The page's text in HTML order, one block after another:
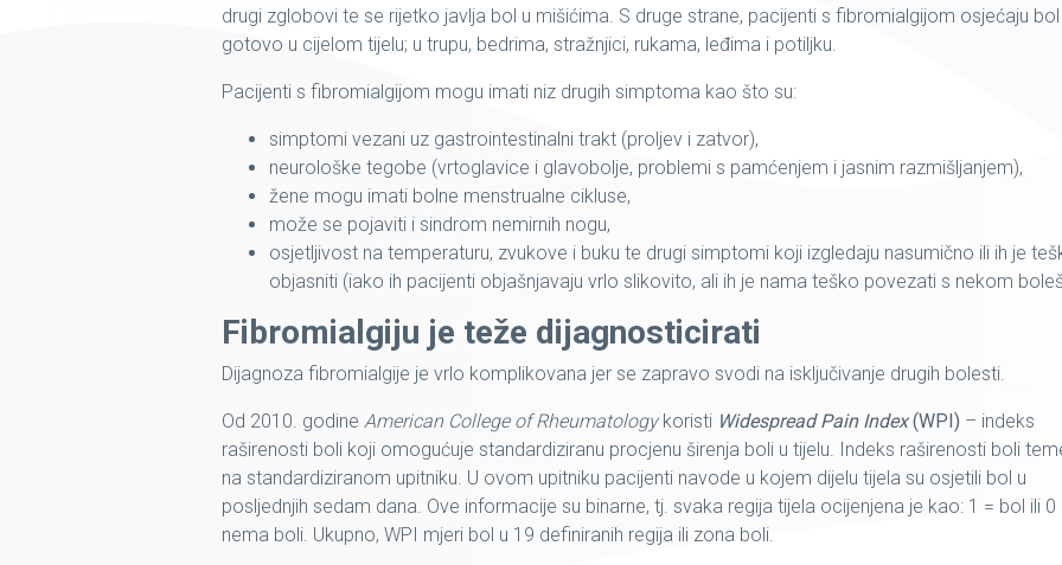
drugi zglobovi te se rijetko javlja bol u mišićima. S druge strane, pacijenti s fibromialgijom osjećaju bol
gotovo u cijelom tijelu; u trupu, bedrima, stražnjici, rukama, leđima i potiljku.
Pacijenti s fibromialgijom mogu imati niz drugih simptoma kao što su:
simptomi vezani uz gastrointestinalni trakt (proljev i zatvor),
neurološke tegobe (vrtoglavice i glavobolje, problemi s pamćenjem i jasnim razmišljanjem),
žene mogu imati bolne menstrualne cikluse,
može se pojaviti i sindrom nemirnih nogu,
osjetljivost na temperaturu, zvukove i buku te drugi simptomi koji izgledaju nasumično ili ih je
objasniti (iako ih pacijenti objašnjavaju vrlo slikovito, ali ih je nama teško povezati s nekom
Fibromialgiju je teže dijagnosticirati
Dijagnoza fibromialgije je vrlo komplikovana jer se zapravo svodi na isključivanje drugih bolesti.
Od 2010. godine American College of Rheumatologykoristi Widespread Pain Index(WPI) – indeks
raširenosti boli koji omogućuje standardiziranu procjenu širenja boli u tijelu. Indeks raširenosti boli
na standardiziranom upitniku. U ovom upitniku pacijenti navode u kojem dijelu tijela su osjetili bol u
posljednjih sedam dana. Ove informacije su binarne, tj. svaka regija tijela ocijenjena je kao: 1 = bol ili 0
nema boli. Ukupno, WPI mjeri bol u 19 definiranih regija ili zona boli.